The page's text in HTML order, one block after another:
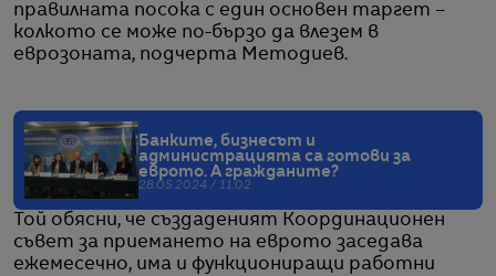
правилната посока с един основен таргет –
колкото се може по-бързо да влезем в
еврозоната, подчерта Методиев.
Банките, бизнесът и
администрацията са готови за
еврото. А гражданите?
28.05.2024 / 11:02
Той обясни, че създаденият Координационен
съвет за приемането на еврото заседава
ежемесечно, има и функциониращи работни